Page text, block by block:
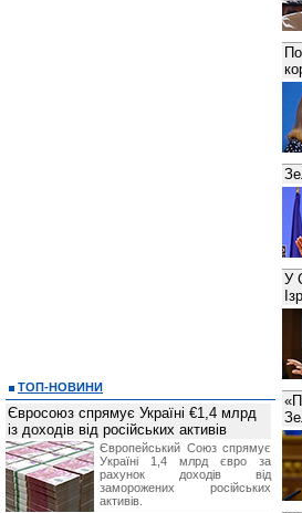
У
ТОП-НОВИНИ
Євросоюз спрямує Україні €1,4 млрд
із доходів від російських активів
Європейський Союз спрямує
Україні 1,4 млрд євро за
рахунок доходів від
заморожених російських
активів.